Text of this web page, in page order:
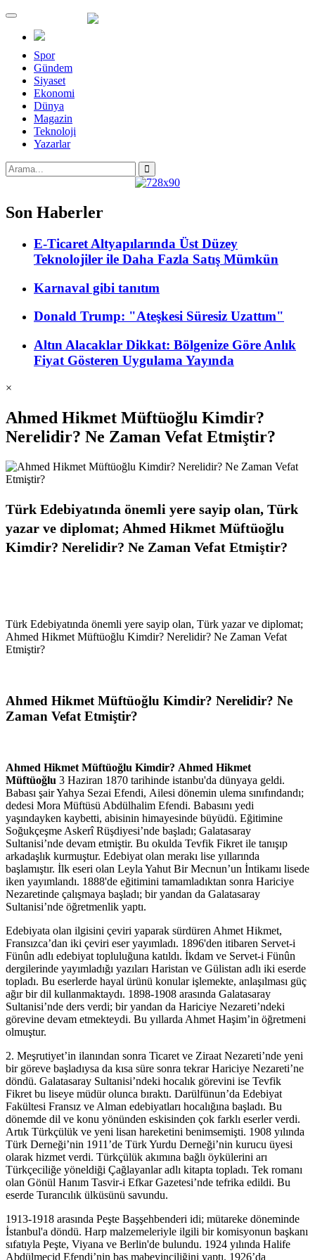
Menü
Spor
Gündem
Siyaset
Ekonomi
Dünya
Magazin
Teknoloji
Yazarlar
Son Haberler
E-Ticaret Altyapılarında Üst Düzey
Teknolojiler ile Daha Fazla Satış Mümkün
Karnaval gibi tanıtım
Donald Trump: "Ateşkesi Süresiz Uzattım"
Altın Alacaklar Dikkat: Bölgenize Göre Anlık
Fiyat Gösteren Uygulama Yayında
×
Ahmed Hikmet Müftüoğlu Kimdir?
Nerelidir? Ne Zaman Vefat Etmiştir?
Türk Edebiyatında önemli yere sayip olan, Türk
yazar ve diplomat; Ahmed Hikmet Müftüoğlu
Kimdir? Nerelidir? Ne Zaman Vefat Etmiştir?
Türk Edebiyatında önemli yere sayip olan, Türk yazar ve diplomat;
Ahmed Hikmet Müftüoğlu Kimdir? Nerelidir? Ne Zaman Vefat
Etmiştir?
Ahmed Hikmet Müftüoğlu Kimdir? Nerelidir? Ne
Zaman Vefat Etmiştir?
Ahmed Hikmet Müftüoğlu Kimdir? Ahmed Hikmet
Müftüoğlu 3 Haziran 1870 tarihinde istanbu'da dünyaya geldi.
Babası şair Yahya Sezai Efendi, Ailesi dönemin ulema sınıfındandı;
dedesi Mora Müftüsü Abdülhalim Efendi. Babasını yedi
yaşındayken kaybetti, abisinin himayesinde büyüdü. Eğitimine
Soğukçeşme Askerî Rüşdiyesi’nde başladı; Galatasaray
Sultanisi’nde devam etmiştir. Bu okulda Tevfik Fikret ile tanışıp
arkadaşlık kurmuştur. Edebiyat olan merakı lise yıllarında
başlamıştır. İlk eseri olan Leyla Yahut Bir Mecnun’un İntikamı lisede
iken yayımlandı. 1888'de eğitimini tamamladıktan sonra Hariciye
Nezaretinde çalışmaya başladı; bir yandan da Galatasaray
Sultanisi’nde öğretmenlik yaptı.
Edebiyata olan ilgisini çeviri yaparak sürdüren Ahmet Hikmet,
Fransızca’dan iki çeviri eser yayımladı. 1896'den itibaren Servet-i
Fünûn adlı edebiyat topluluğuna katıldı. İkdam ve Servet-i Fünûn
dergilerinde yayımladığı yazıları Haristan ve Gülistan adlı iki eserde
topladı. Bu eserlerde hayal ürünü konular işlemekte, anlaşılması güç
ağır bir dil kullanmaktaydı. 1898-1908 arasında Galatasaray
Sultanisi’nde ders verdi; bir yandan da Hariciye Nezareti’ndeki
görevine devam etmekteydi. Bu yıllarda Ahmet Haşim’in öğretmeni
olmuştur.
2. Meşrutiyet’in ilanından sonra Ticaret ve Ziraat Nezareti’nde yeni
bir göreve başladıysa da kısa süre sonra tekrar Hariciye Nezareti’ne
döndü. Galatasaray Sultanisi’ndeki hocalık görevini ise Tevfik
Fikret bu liseye müdür olunca bıraktı. Darülfünun’da Edebiyat
Fakültesi Fransız ve Alman edebiyatları hocalığına başladı. Bu
dönemde dil ve konu yönünden eskisinden çok farklı eserler verdi.
Artık Türkçülük ve yeni lisan hareketini benimsemişti. 1908 yılında
Türk Derneği’nin 1911’de Türk Yurdu Derneği’nin kurucu üyesi
olarak hizmet verdi. Türkçülük akımına bağlı öykülerini arı
Türkçeciliğe yöneldiği Çağlayanlar adlı kitapta topladı. Tek romanı
olan Gönül Hanım Tasvir-i Efkar Gazetesi’nde tefrika edildi. Bu
eserde Turancılık ülküsünü savundu.
1913-1918 arasında Peşte Başşehbenderi idi; mütareke döneminde
İstanbul'a döndü. Harp malzemeleriyle ilgili bir komisyonun başkanı
sıfatıyla Peşte, Viyana ve Berlin'de bulundu. 1924 yılında Halife
Abdülmecid Efendi’nin baş mabeyinciliğini yaptı. 1926’da